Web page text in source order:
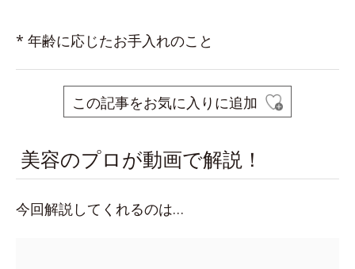
* 年齢に応じたお手入れのこと
この記事をお気に入りに追加
美容のプロが動画で解説！
今回解説してくれるのは…